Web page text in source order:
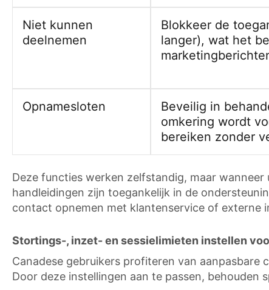
Niet kunnen
deelnemen
Blokkeer de
langer), wat het
Opnamesloten
Beveilig in
omkering wordt
bereiken zonder
Deze functies werken zelfstandig, maar
handleidingen zijn toegankelijk in de
contact opnemen met klantenservice of externe
Stortings-, inzet- en sessielimieten instellen
Canadese gebruikers profiteren van
Door deze instellingen aan te passen,